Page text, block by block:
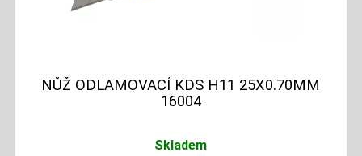
NŮŽ ODLAMOVACÍ KDS H11 25X0.70MM
16004
Skladem